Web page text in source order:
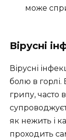
може
Вірусні
Вірусні
болю в горлі.
грипу, часто
як нежить і
проходить